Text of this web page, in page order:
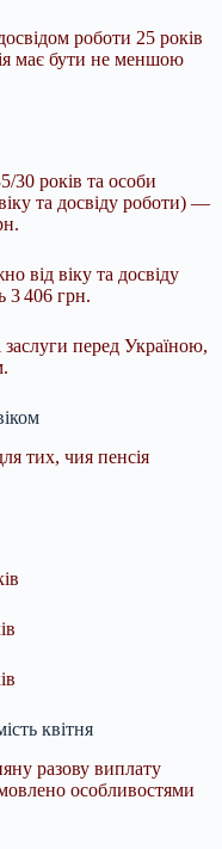
роботи 25 років
має бути не меншою
30 років та особи
та досвіду роботи) —
від віку та досвіду
3 406 грн.
перед Україною,
тих, чия пенсія
квітня
разову виплату
особливостями